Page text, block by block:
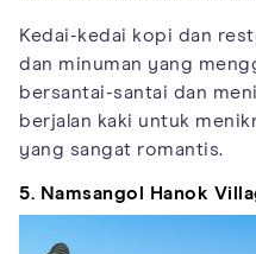
Kedai-kedai kopi dan
dan minuman yang
bersantai-santai dan
berjalan kaki untuk
yang sangat romantis.
5. Namsangol Hanok